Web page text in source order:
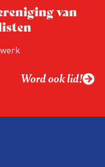
van
Word ook lid!